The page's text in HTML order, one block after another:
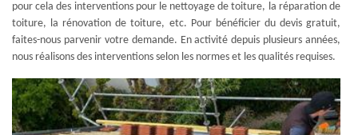
pour cela des interventions pour le nettoyage de toiture, la réparation de
toiture, la rénovation de toiture, etc. Pour bénéficier du devis gratuit,
faites-nous parvenir votre demande. En activité depuis plusieurs années,
nous réalisons des interventions selon les normes et les qualités requises.